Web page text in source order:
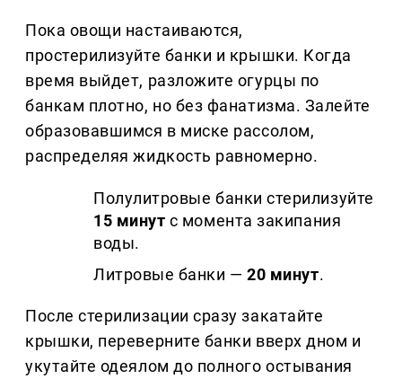
Пока овощи настаиваются,
простерилизуйте банки и крышки. Когда
время выйдет, разложите огурцы по
банкам плотно, но без фанатизма. Залейте
образовавшимся в миске рассолом,
распределяя жидкость равномерно.
Полулитровые банки стерилизуйте
15 минут с момента закипания
воды.
Литровые банки —20 минут.
После стерилизации сразу закатайте
крышки, переверните банки вверх дном и
укутайте одеялом до полного остывания